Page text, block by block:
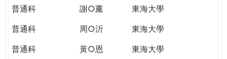
普通科
謝○薰
東海大學
普通科
周○沂
東海大學
普通科
黃○恩
東海大學